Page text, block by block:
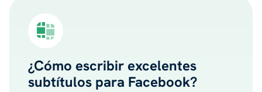
¿Cómo escribir excelentes
subtítulos para Facebook?